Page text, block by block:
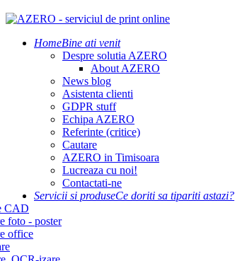
HomeBine ati venit
Despre solutia AZERO
About AZERO
News blog
Asistenta clienti
GDPR stuff
Echipa AZERO
Referinte (critice)
Cautare
AZERO in Timisoara
Lucreaza cu noi!
Contactati-ne
Servicii si produseCe doriti sa tipariti astazi?
CAD
foto - poster
office